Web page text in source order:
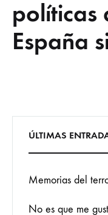
políticas
España
ÚLTIMAS
Memorias del
No es que me